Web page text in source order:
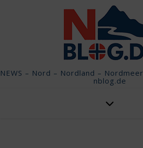
NEWS – Nord – Nordland –
nblog.de